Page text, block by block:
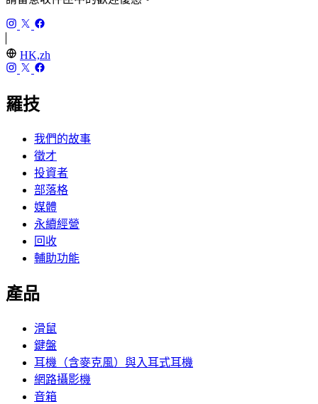
HK,zh
羅技
我們的故事
徵才
投資者
部落格
媒體
永續經營
回收
輔助功能
產品
滑鼠
鍵盤
耳機（含麥克風）與入耳式耳機
網路攝影機
音箱